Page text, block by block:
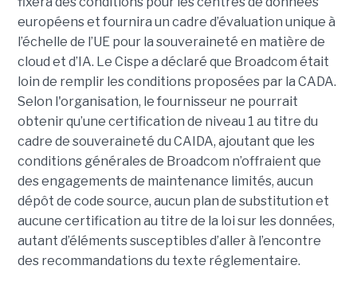
européens et fournira un cadre d’évaluation unique à
l’échelle de l’UE pour la souveraineté en matière de
cloud et d’IA. Le Cispe a déclaré que Broadcom était
loin de remplir les conditions proposées par la CADA.
Selon l'organisation, le fournisseur ne pourrait
obtenir qu’une certification de niveau 1 au titre du
cadre de souveraineté du CAIDA, ajoutant que les
conditions générales de Broadcom n’offraient que
des engagements de maintenance limités, aucun
dépôt de code source, aucun plan de substitution et
aucune certification au titre de la loi sur les données,
autant d’éléments susceptibles d’aller à l’encontre
des recommandations du texte réglementaire.